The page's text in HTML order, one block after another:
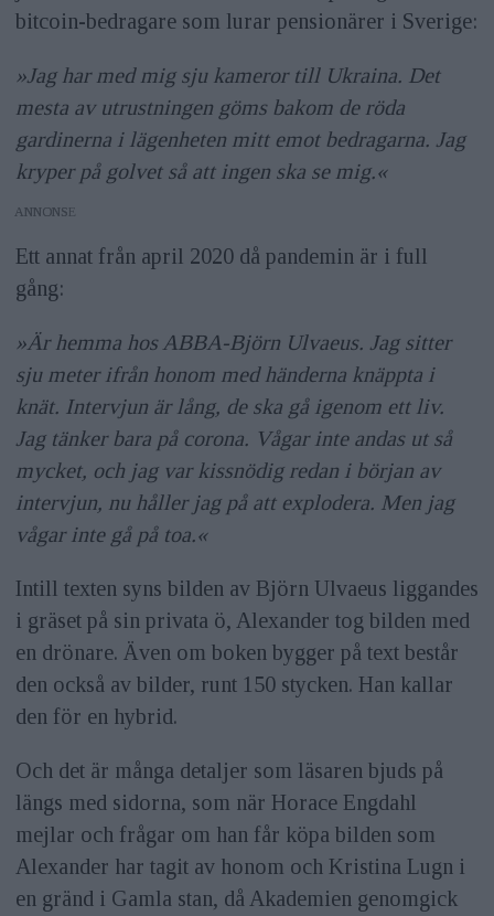
bitcoin-bedragare som lurar pensionärer i Sverige:
»Jag har med mig sju kameror till Ukraina. Det
mesta av utrustningen göms bakom de röda
gardinerna i lägenheten mitt emot bedragarna. Jag
kryper på golvet så att ingen ska se mig.«
ANNONS
Ett annat från april 2020 då pandemin är i full
gång:
»Är hemma hos ABBA-Björn Ulvaeus. Jag sitter
sju meter ifrån honom med händerna knäppta i
knät. Intervjun är lång, de ska gå igenom ett liv.
Jag tänker bara på corona. Vågar inte andas ut så
mycket, och jag var kissnödig redan i början av
intervjun, nu håller jag på att explodera. Men jag
vågar inte gå på toa.«
Intill texten syns bilden av Björn Ulvaeus liggandes
i gräset på sin privata ö, Alexander tog bilden med
en drönare. Även om boken bygger på text består
den också av bilder, runt 150 stycken. Han kallar
den för en hybrid.
Och det är många detaljer som läsaren bjuds på
längs med sidorna, som när Horace Engdahl
mejlar och frågar om han får köpa bilden som
Alexander har tagit av honom och Kristina Lugn i
en gränd i Gamla stan, då Akademien genomgick